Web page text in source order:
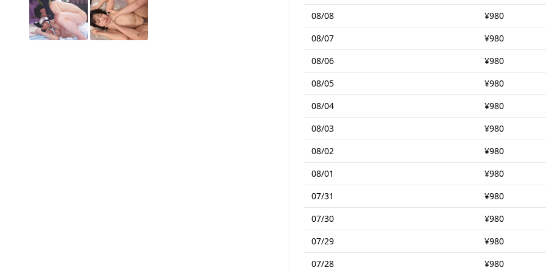
08/08
¥980
08/07
¥980
08/06
¥980
08/05
¥980
08/04
¥980
08/03
¥980
08/02
¥980
08/01
¥980
07/31
¥980
07/30
¥980
07/29
¥980
07/28
¥980